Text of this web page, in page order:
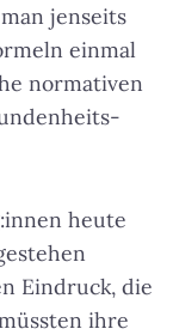
jenseits
einmal
normativen
heute
Eindruck, die
ihre